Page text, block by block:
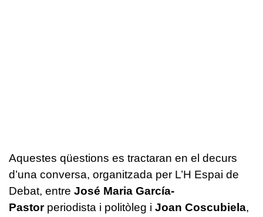
Aquestes qüestions es tractaran en el decurs
d’una conversa, organitzada per L’H Espai de
Debat, entre José Maria García-
Pastorperiodista i politòleg i Joan Coscubiela,